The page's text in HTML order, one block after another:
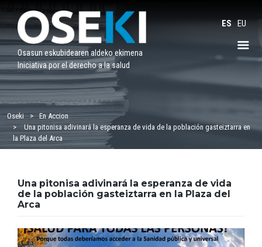
contenido
Osasun eskubidearen aldeko ekimena
Iniciativa por el derecho a la salud
ES EU
Oseki
En Accion
Una pitonisa adivinará la esperanza de vida de la población gasteiztarra en
la Plaza del Arca
Una pitonisa adivinará la esperanza de vida
de la población gasteiztarra en la Plaza del
Arca